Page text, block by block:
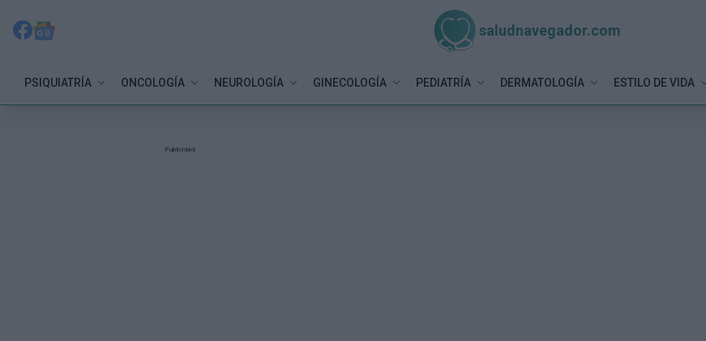
saludnavegador.com
PSIQUIATRÍA ONCOLOGÍA NEUROLOGÍA GINECOLOGÍA PEDIATRÍA DERMATOLOGÍA ESTILO DE VIDA
Publicidad: